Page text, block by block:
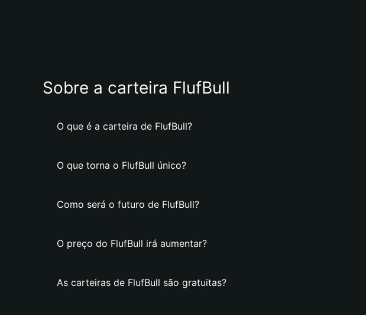
Sobre a carteira FlufBull
O que é a carteira de FlufBull?
O que torna o FlufBull único?
Como será o futuro de FlufBull?
O preço do FlufBull irá aumentar?
As carteiras de FlufBull são gratuitas?